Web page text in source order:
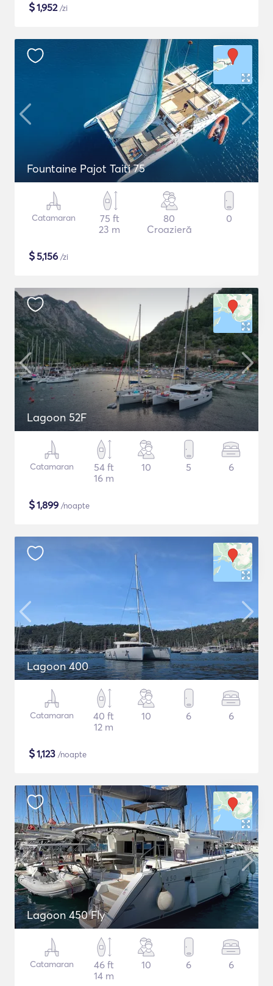
$1,952/zi
Fountaine Pajot Taiti 75
Catamaran
75 ft
23 m
80
Croazieră
0
$5,156 /zi
Lagoon 52F
Catamaran
54 ft
16 m
10 5 6
$1,899 /noapte
Lagoon 400
Catamaran
40 ft
12 m
10 6 6
$1,123 /noapte
Lagoon 450 Fly
Catamaran
46 ft
14 m
10 6 6